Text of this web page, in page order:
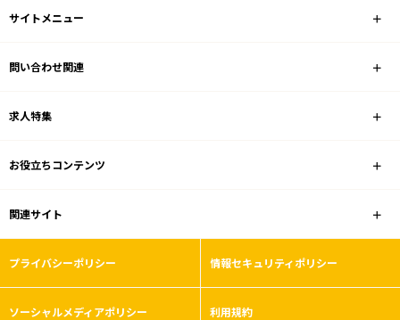
児玉郡上里町
コンビニ
雇用形態
こだわり条件
フリーワード
サイトメニュー
問い合わせ関連
求人特集
お役立ちコンテンツ
関連サイト
プライバシーポリシー 情報セキュリティポリシー
ソーシャルメディアポリシー 利用規約